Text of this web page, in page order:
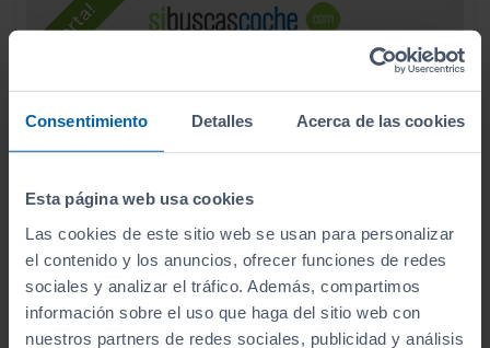
Consentimiento Detalles Acerca de las cookies
Esta página web usa cookies
Las cookies de este sitio web se usan para personalizar
el contenido y los anuncios, ofrecer funciones de redes
sociales y analizar el tráfico. Además, compartimos
información sobre el uso que haga del sitio web con
nuestros partners de redes sociales, publicidad y análisis
- 2.000€